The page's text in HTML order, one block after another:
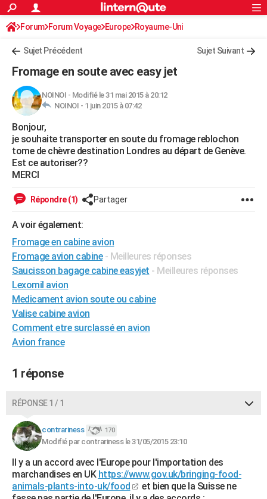
ACTUALITÉS
Politique
Société
Faits Divers
Education
Monde
Villes
+
FINANCE
Retraite
Impôts
Epargne
Immobilier
Risques naturels par ville
Banque
Assurance
Crédit
AUTO
Essais
Réserver un essai
Citadines
Berlines
SUV
Forum auto
+HIGH-TECH
Mobiles
Meilleur smartphone
Internet
Ordinateurs
Jeux vidéo
Guide high-tech
+BRICOLAGE
Forum
Aménagement intérieur
Extérieur
Cuisine
Salle de bains
Jardinage
Rangement
Guides de France
Escapades
Patrimoine
Expositions
Musées
Week-end nature
Art de vivre
Bien-être
Loisirs
Mode
Modes de vie
Alimentation
Guide de la santé
Maladies
Médicaments
Sommeil
VOYAGE
PHOTO
GUIDES D'ACHAT
BONS PLANS
Carte de Noël
Carte Bonne année
Carte Saint-Valentin
Carte Pâques
Carte d'anniversaire
DICTIONNAIRE
Dictionnaire
Biographies
Citations
Expressions
Proverbes
PROGRAMME TV
COPAINS D'AVANT
S'inscrire
Se connecter
Lycées
Collèges
Primaires
Universités
Entreprises
Service militaire
Avis de recherche
AVIS DE DÉCÈS
FORUM
Bricolage
Lifestyle
Culture
Sport
Auto
Television
Voyage
Cinema
S'inscrire
Connexion
Forum Forum Voyage Europe Royaume-Uni
Sujet Précédent Sujet Suivant
Fromage en soute avec easy jet
NOINOI - Modifié le 31 mai 2015 à 20:12
NOINOI - 1 juin 2015 à 07:42
Bonjour,
je souhaite transporter en soute du fromage reblochon
tome de chèvre destination Londres au départ de Genève.
Est ce autoriser??
MERCI
Répondre (1) Partager
A voir également:
Fromage en cabine avion
Fromage avion cabine - Meilleures réponses
Saucisson bagage cabine easyjet - Meilleures réponses
Lexomil avion
Medicament avion soute ou cabine
Valise cabine avion
Comment etre surclassé en avion
Avion france
1 réponse
RÉPONSE 1 / 1
contrariness 170
Modifié par contrariness le 31/05/2015 23:10
Il y a un accord avec l'Europe pour l'importation des
marchandises en UK https://www.gov.uk/bringing-food-
animals-plants-into-uk/food
et bien que la Suisse ne